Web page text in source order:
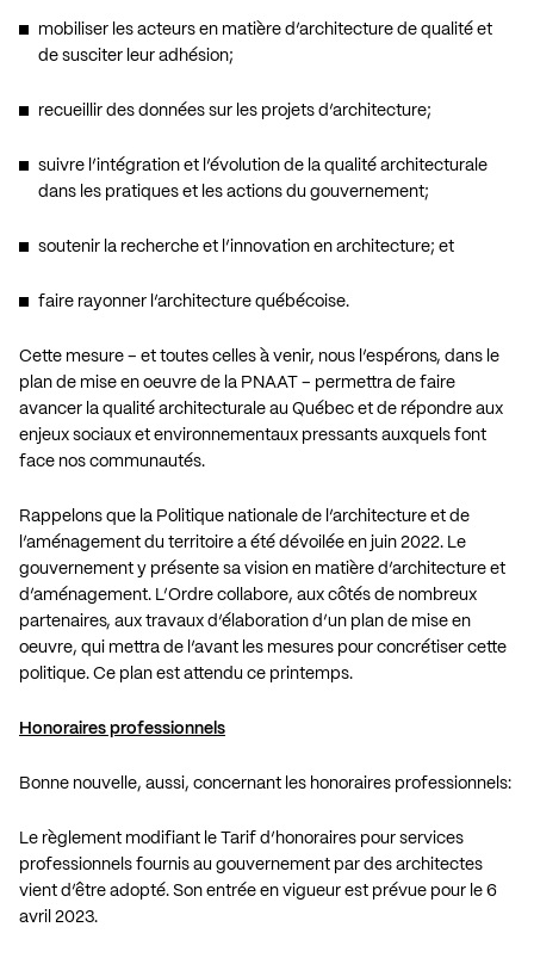
mobiliser les acteurs en matière d’architecture de qualité et
de susciter leur adhésion;
recueillir des données sur les projets d’architecture;
suivre l’intégration et l’évolution de la qualité architecturale
dans les pratiques et les actions du gouvernement;
soutenir la recherche et l’innovation en architecture; et
faire rayonner l’architecture québécoise.
Cette mesure – et toutes celles à venir, nous l’espérons, dans le
plan de mise en oeuvre de la PNAAT – permettra de faire
avancer la qualité architecturale au Québec et de répondre aux
enjeux sociaux et environnementaux pressants auxquels font
face nos communautés.
Rappelons que la Politique nationale de l’architecture et de
l’aménagement du territoire a été dévoilée en juin 2022. Le
gouvernement y présente sa vision en matière d’architecture et
d’aménagement. L’Ordre collabore, aux côtés de nombreux
partenaires, aux travaux d’élaboration d’un plan de mise en
oeuvre, qui mettra de l’avant les mesures pour concrétiser cette
politique. Ce plan est attendu ce printemps.
Honoraires professionnels
Bonne nouvelle, aussi, concernant les honoraires professionnels:
Le règlement modifiant le Tarif d’honoraires pour services
professionnels fournis au gouvernement par des architectes
vient d’être adopté. Son entrée en vigueur est prévue pour le 6
avril 2023.